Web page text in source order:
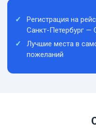
Регистрация на
Санкт-Петербург —
Лучшие места в
пожеланий